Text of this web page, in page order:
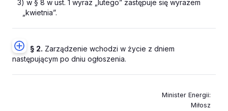
3) w § 8 w ust. 1 wyraz „lutego” zastępuje się wyrazem
„kwietnia”.
§ 2. Zarządzenie wchodzi w życie z dniem
następującym po dniu ogłoszenia.
Minister Energii:
Miłosz